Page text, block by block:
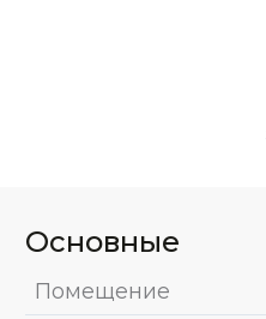
Основные
Помещение